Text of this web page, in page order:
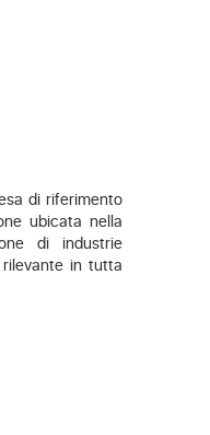
di riferimento
ubicata nella
di industrie
in tutta